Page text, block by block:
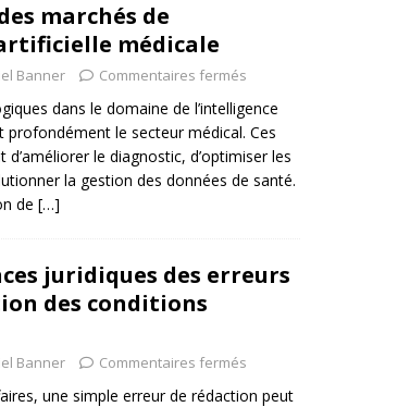
marchés de
médicale
Banner Commentaires fermés
dans le domaine de l’intelligence
le secteur médical. Ces
le diagnostic, d’optimiser les
la gestion des données de santé.
de […]
juridiques des erreurs
des conditions
Banner Commentaires fermés
une simple erreur de rédaction peut